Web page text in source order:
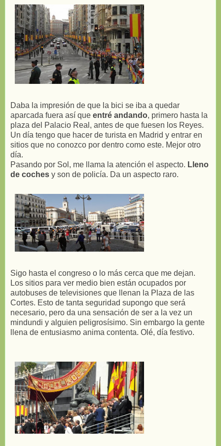
Daba la impresión de que la bici se iba a quedar
aparcada fuera así que entré andando, primero hasta la
plaza del Palacio Real, antes de que fuesen los Reyes.
Un día tengo que hacer de turista en Madrid y entrar en
sitios que no conozco por dentro como este. Mejor otro
día.
Pasando por Sol, me llama la atención el aspecto. Lleno
de coches y son de policía. Da un aspecto raro.
Sigo hasta el congreso o lo más cerca que me dejan.
Los sitios para ver medio bien están ocupados por
autobuses de televisiones que llenan la Plaza de las
Cortes. Esto de tanta seguridad supongo que será
necesario, pero da una sensación de ser a la vez un
mindundi y alguien peligrosísimo. Sin embargo la gente
llena de entusiasmo anima contenta. Olé, día festivo.